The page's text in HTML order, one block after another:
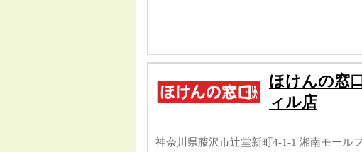
ほけんの窓
ィル店
神奈川県藤沢市辻堂新町4-1-1 湘南モール